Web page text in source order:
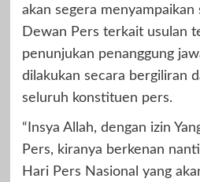
akan segera menyampaikan
Dewan Pers terkait usulan
penunjukan penanggung
dilakukan secara bergiliran
seluruh konstituen pers.
“Insya Allah, dengan izin
Pers, kiranya berkenan
Hari Pers Nasional yang